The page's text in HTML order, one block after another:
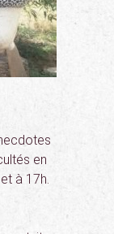
en
à 17h.